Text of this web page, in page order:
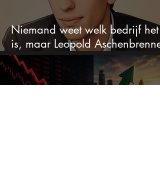
Niemand weet welk bedrijf het
is, maar Leopold Aschenbrenner
zet er nu $500 miljoen op